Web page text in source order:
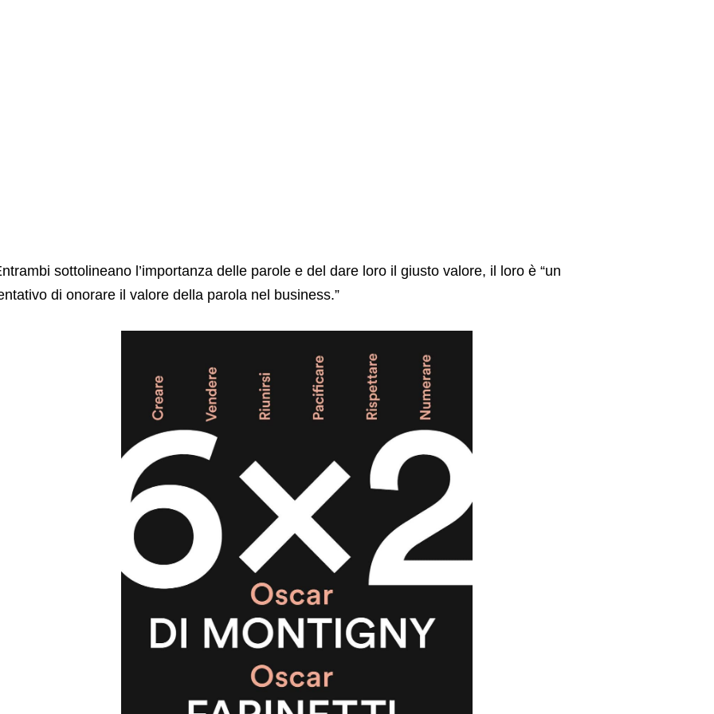
sottolineano l’importanza delle parole e del dare loro il giusto valore, il loro è “un
di onorare il valore della parola nel business.”